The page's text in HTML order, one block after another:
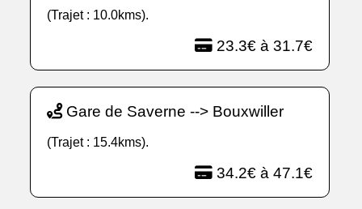
(Trajet : 10.0kms).
23.3€ à 31.7€
Gare de Saverne --> Bouxwiller
(Trajet : 15.4kms).
34.2€ à 47.1€